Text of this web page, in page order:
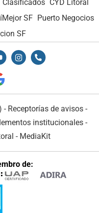
Clasificados CYD Litoral
SF Puerto Negocios
SF
- Receptorías de avisos -
institucionales-
- MediaKit
de: